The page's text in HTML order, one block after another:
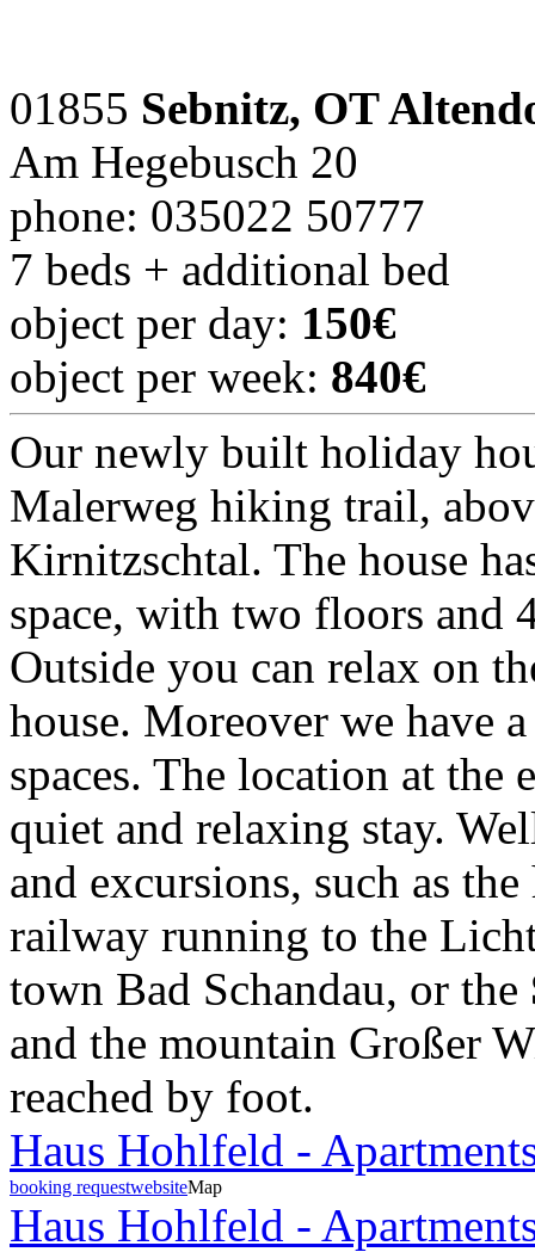
01855 Sebnitz, OT
Am Hegebusch 20
phone: 035022 50777
7 beds + additional bed
object per day: 150€
object per week: 840€
Our newly built holiday
Malerweg hiking trail,
Kirnitzschtal. The house
space, with two floors and
Outside you can relax on
house. Moreover we have
spaces. The location at the
quiet and relaxing stay.
and excursions, such as
railway running to the
town Bad Schandau, or the
and the mountain Großer
reached by foot.
Haus Hohlfeld -
booking requestwebsiteMap
Haus Hohlfeld -